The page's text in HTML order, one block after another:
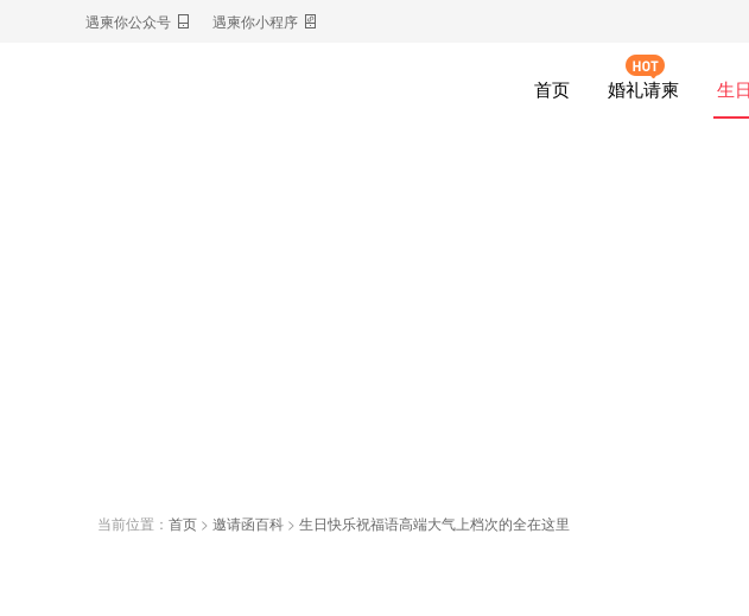
遇柬你公众号 遇柬你小程序
首页 婚礼请柬 生
当前位置： 首页 > 邀请函百科 > 生日快乐祝福语高端大气上档次的全在这里